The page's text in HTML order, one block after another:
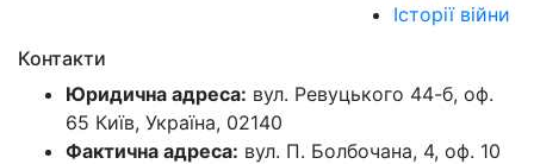
Історії війни
Контакти
Юридична адреса: вул. Ревуцького 44-б, оф.
65 Київ, Україна, 02140
Фактична адреса: вул. П. Болбочана, 4, оф. 10